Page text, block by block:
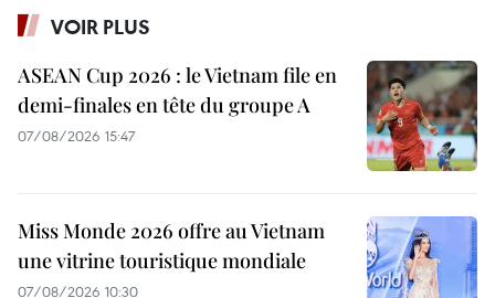
VOIR PLUS
ASEAN Cup 2026 : le Vietnam file en
demi-finales en tête du groupe A
07/08/2026 15:47
Miss Monde 2026 offre au Vietnam
une vitrine touristique mondiale
07/08/2026 10:30